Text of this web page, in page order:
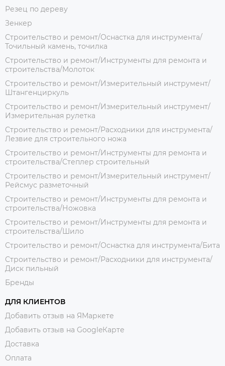
Резец по дереву
Зенкер
Строительство и ремонт/Оснастка для инструмента/
Точильный камень, точилка
Строительство и ремонт/Инструменты для ремонта и
строительства/Молоток
Строительство и ремонт/Измерительный инструмент/
Штангенциркуль
Строительство и ремонт/Измерительный инструмент/
Измерительная рулетка
Строительство и ремонт/Расходники для инструмента/
Лезвие для строительного ножа
Строительство и ремонт/Инструменты для ремонта и
строительства/Степлер строительный
Строительство и ремонт/Измерительный инструмент/
Рейсмус разметочный
Строительство и ремонт/Инструменты для ремонта и
строительства/Ножовка
Строительство и ремонт/Инструменты для ремонта и
строительства/Шило
Строительство и ремонт/Оснастка для инструмента/Бита
Строительство и ремонт/Расходники для инструмента/
Диск пильный
Бренды
ДЛЯ КЛИЕНТОВ
Добавить отзыв на ЯМаркете
Добавить отзыв на GoogleКарте
Доставка
Оплата